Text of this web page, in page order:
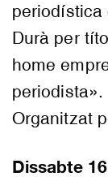
periodística
Durà per
home
periodista».
Organitzat
Dissabte